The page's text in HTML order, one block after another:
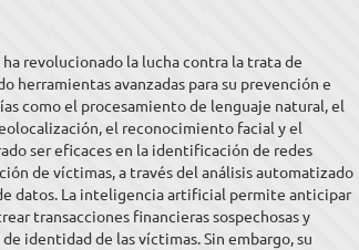
revolucionado la lucha contra la trata de
herramientas avanzadas para su prevención e
como el procesamiento de lenguaje natural, el
el reconocimiento facial y el
ser eficaces en la identificación de redes
de víctimas, a través del análisis automatizado
datos. La inteligencia artificial permite anticipar
transacciones financieras sospechosas y
identidad de las víctimas. Sin embargo, su